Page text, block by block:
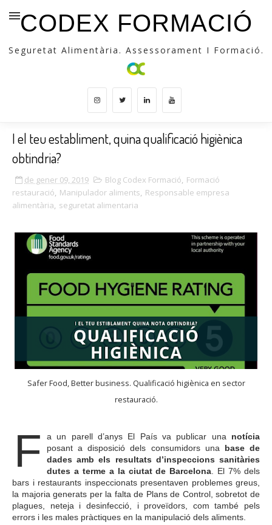
CODEX FORMACIÓ
Seguretat Alimentària. Assessorament I Formació.
I el teu establiment, quina qualificació higiènica
obtindria?
de gener 09, 2019 Blog Codex Formació, Formació
restauració, Manipulador aliments, Responsable empresa
alimentària, seguretat alimentaria
Safer Food, Better business. Qualificació higiènica en sector
restauració.
F a un parell d’anys El País va publicar una notícia
posant a disposició dels consumidors una base de
dades amb els resultats d’inspeccions sanitàries
dutes a terme a la ciutat de Barcelona . El 7% dels
bars i restaurants inspeccionats presentaven problemes greus,
la majoria generats per la falta de Plans de Control, sobretot de
plagues, neteja i desinfecció, i proveïdors, com també pels
errors i les males pràctiques en la manipulació dels aliments.